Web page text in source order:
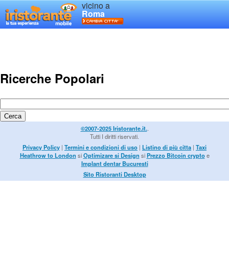
vicino a
Roma
Ricerche Popolari
©2007-2025 Iristorante.it..
Tutti I diritti riservati.
Privacy Policy | Termini e condizioni di uso | Listino di più citta | Taxi
Heathrow to London siOptimizare si Design siPrezzo Bitcoin cryptoe
Implant dentar Bucuresti
Sito Ristoranti Desktop